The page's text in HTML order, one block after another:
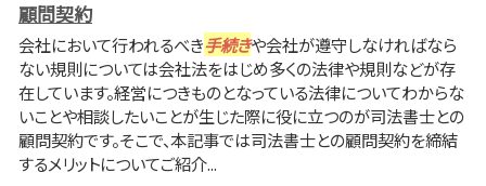
顧問契約
会社において行われるべき手続きや会社が遵守しなければなら
ない規則については会社法をはじめ多くの法律や規則などが存
在しています。経営につきものとなっている法律についてわからな
いことや相談したいことが生じた際に役に立つのが司法書士との
顧問契約です。そこで、本記事では司法書士との顧問契約を締結
するメリットについてご紹介...